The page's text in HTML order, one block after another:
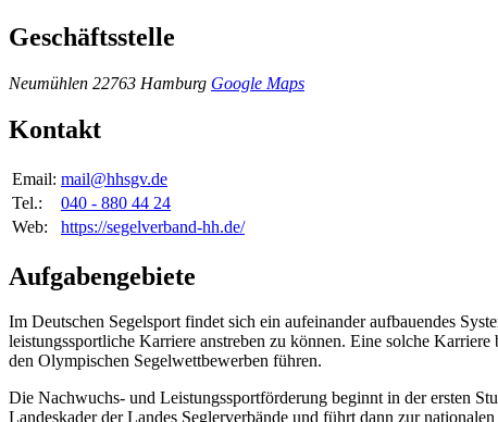
Geschäftsstelle
Neumühlen 22763 Hamburg Google Maps
Kontakt
Email: mail@hhsgv.de
Tel.:
040 - 880 44 24
Web:
https://segelverband-hh.de/
Aufgabengebiete
Im Deutschen Segelsport findet sich ein aufeinander aufbauendes
leistungssportliche Karriere anstreben zu können. Eine solche
den Olympischen Segelwettbewerben führen.
Die Nachwuchs- und Leistungssportförderung beginnt in der ersten
Landeskader der Landes Seglerverbände und führt dann zur